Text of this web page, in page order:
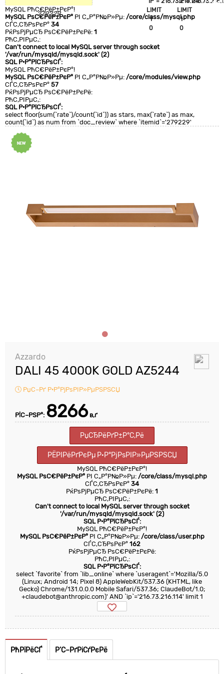
LIMIT
1
0
LIMIT
1
0
279229
MySQL РћС€РёР±РєР°!
MySQL РѕС€РёР±РєР° РІ С„Р°Р№Р»Рµ: /core/class/mysql.php
СЃС‚СЂРѕРєР° 34
РќРѕРјРµСЂ РѕС€РёР±РєРё: 1
РћС‚РІРµС‚:
Can't connect to local MySQL server through socket
'/var/run/mysqld/mysqld.sock' (2)
SQL Р·Р°РїСЂРѕСЃ:
MySQL РћС€РёР±РєР°!
MySQL РѕС€РёР±РєР° РІ С„Р°Р№Р»Рµ: /core/modules/view.php
СЃС‚СЂРѕРєР° 57
РќРѕРјРµСЂ РѕС€РёР±РєРё:
РћС‚РІРµС‚:
SQL Р·Р°РїСЂРѕСЃ:
select floor(sum(`rate`)/count(`id`)) as stars, max(`rate`) as max,
count(`id`) as num from `doc_review` where `itemid`='279229'
Azzardo
DALI 45 4000K GOLD AZ5244
РџС–Рґ Р·Р°РјРѕРІР»РµРЅРЅСЏ
Р¦С–РЅР°: 8266в‚ґ
РџСЂРёРґР±Р°С‚Рё
РЁРІРёРґРєРµ Р·Р°РјРѕРІР»РµРЅРЅСЏ
MySQL РћС€РёР±РєР°!
MySQL РѕС€РёР±РєР° РІ С„Р°Р№Р»Рµ: /core/class/mysql.php
СЃС‚СЂРѕРєР° 34
РќРѕРјРµСЂ РѕС€РёР±РєРё: 1
РћС‚РІРµС‚:
Can't connect to local MySQL server through socket
'/var/run/mysqld/mysqld.sock' (2)
SQL Р·Р°РїСЂРѕСЃ:
MySQL РћС€РёР±РєР°!
MySQL РѕС€РёР±РєР°РІ С„Р°Р№Р»Рµ: /core/class/user.php
СЃС‚СЂРѕРєР° 162
РќРѕРјРµСЂ РѕС€РёР±РєРё:
РћС‚РІРµС‚:
SQL Р·Р°РїСЂРѕСЃ:
select `favorite` from `lib_online` where `useragent`='Mozilla/5.0
(Linux; Android 14; Pixel 8) AppleWebKit/537.36 (KHTML, like
Gecko) Chrome/131.0.0.0 Mobile Safari/537.36; ClaudeBot/1.0;
+claudebot@anthropic.com)' AND `ip`='216.73.216.114' limit 1
РћРїРёСЃ Р’С–РґРіСѓРєРё